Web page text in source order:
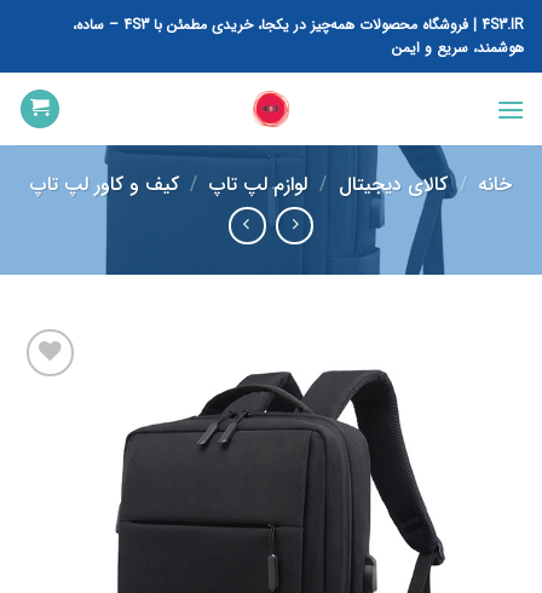
پرش
محتوا
4S3.IR | فروشگاه محصولات همه‌چیز در یکجا، خریدی مطمئن با 4S3 – ساده،
هوشمند، سریع و ایمن
خانه / کالای دیجیتال / لوازم لپ تاپ / کیف و کاور لپ تاپ